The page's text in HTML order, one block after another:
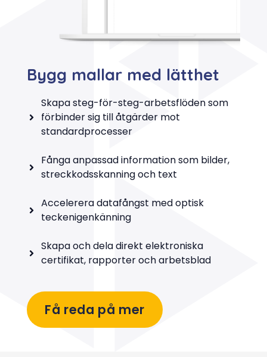
Bygg mallar med lätthet
Skapa steg-för-steg-arbetsflöden som
förbinder sig till åtgärder mot
standardprocesser
Fånga anpassad information som bilder,
streckkodsskanning och text
Accelerera datafångst med optisk
teckenigenkänning
Skapa och dela direkt elektroniska
certifikat, rapporter och arbetsblad
Få reda på mer